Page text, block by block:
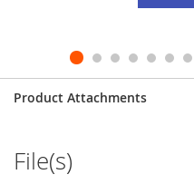
Product Attachments
File(s)